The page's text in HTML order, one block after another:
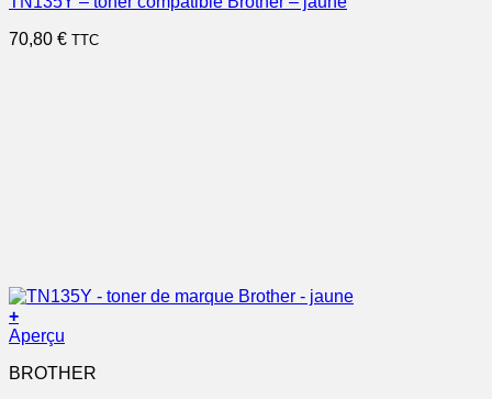
70,80 € TTC
+
Aperçu
BROTHER